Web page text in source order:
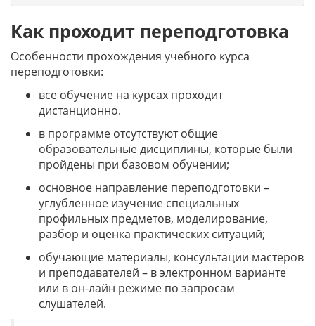
Как проходит переподготовка
Особенности прохождения учебного курса
переподготовки:
все обучение на курсах проходит
дистанционно.
в программе отсутствуют общие
образовательные дисциплины, которые были
пройдены при базовом обучении;
основное направление переподготовки –
углубленное изучение специальных
профильных предметов, моделирование,
разбор и оценка практических ситуаций;
обучающие материалы, консультации мастеров
и преподавателей – в электронном варианте
или в он-лайн режиме по запросам
слушателей.